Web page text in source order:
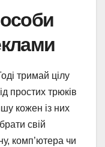
тримай цілу
простих трюків
кожен із них
свій
комп’ютера чи